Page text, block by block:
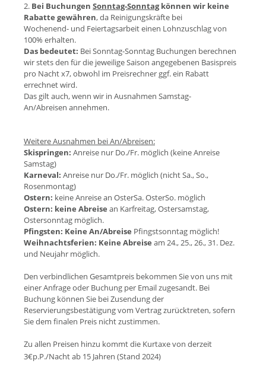
2. Bei Buchungen Sonntag-Sonntagkönnen wir keine
Rabatte gewähren, da Reinigungskräfte bei
Wochenend- und Feiertagsarbeit einen Lohnzuschlag von
100% erhalten.
Das bedeutet: Bei Sonntag-Sonntag Buchungen berechnen
wir stets den für die jeweilige Saison angegebenen Basispreis
pro Nacht x7, obwohl im Preisrechner ggf. ein Rabatt
errechnet wird.
Das gilt auch, wenn wir in Ausnahmen Samstag-
An/Abreisen annehmen.
Weitere Ausnahmen bei An/Abreisen:
Skispringen: Anreise nur Do./Fr. möglich (keine Anreise
Samstag)
Karneval: Anreise nur Do./Fr. möglich (nicht Sa., So.,
Rosenmontag)
Ostern: keine Anreise an OsterSa. OsterSo. möglich
Ostern: keine Abreise an Karfreitag, Ostersamstag,
Ostersonntag möglich.
Pfingsten: Keine An/Abreise Pfingstsonntag möglich!
Weihnachtsferien: Keine Abreise am 24., 25., 26., 31. Dez.
und Neujahr möglich.
Den verbindlichen Gesamtpreis bekommen Sie von uns mit
einer Anfrage oder Buchung per Email zugesandt. Bei
Buchung können Sie bei Zusendung der
Reservierungsbestätigung vom Vertrag zurücktreten, sofern
Sie dem finalen Preis nicht zustimmen.
Zu allen Preisen hinzu kommt die Kurtaxe von derzeit
3€p.P./Nacht ab 15 Jahren (Stand 2024)